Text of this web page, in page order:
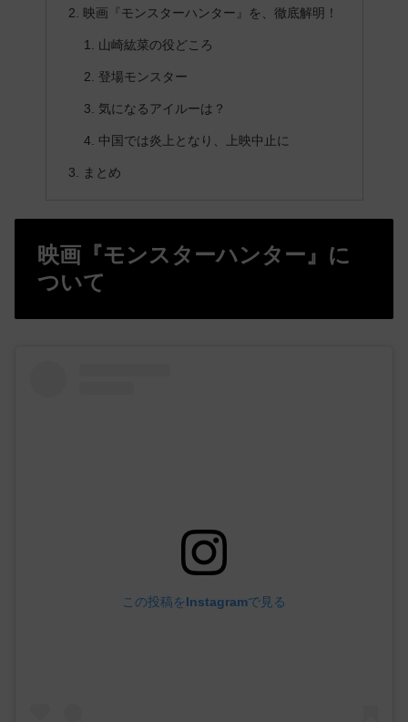
映画『モンスターハンター』を、徹底解明！
山崎紘菜の役どころ
登場モンスター
気になるアイルーは？
中国では炎上となり、上映中止に
まとめ
映画『モンスターハンター』に
ついて
この投稿をInstagramで見る